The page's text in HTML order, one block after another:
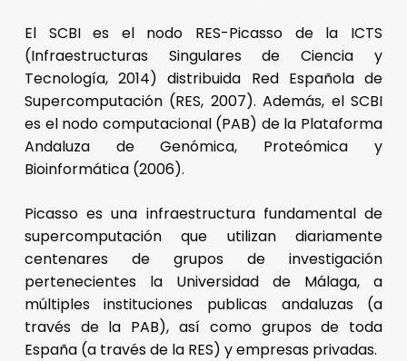
El SCBI es el nodo RES-Picasso de la ICTS
(Infraestructuras Singulares de Ciencia y
Tecnología, 2014) distribuida Red Española de
Supercomputación (RES, 2007). Además, el SCBI
es el nodo computacional (PAB) de la Plataforma
Andaluza de Genómica, Proteómica y
Bioinformática (2006).
Picasso es una infraestructura fundamental de
supercomputación que utilizan diariamente
centenares de grupos de investigación
pertenecientes la Universidad de Málaga, a
múltiples instituciones publicas andaluzas (a
través de la PAB), así como grupos de toda
España (a través de la RES) y empresas privadas.